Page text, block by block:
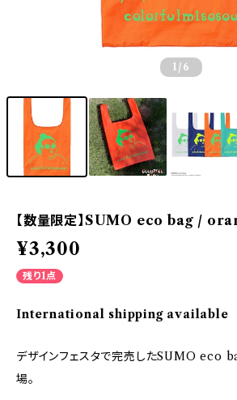
1 /6
【数量限定】SUMO eco bag /
¥3,300
残り1点
International shipping available
デザインフェスタで完売したSUMO eco
場。